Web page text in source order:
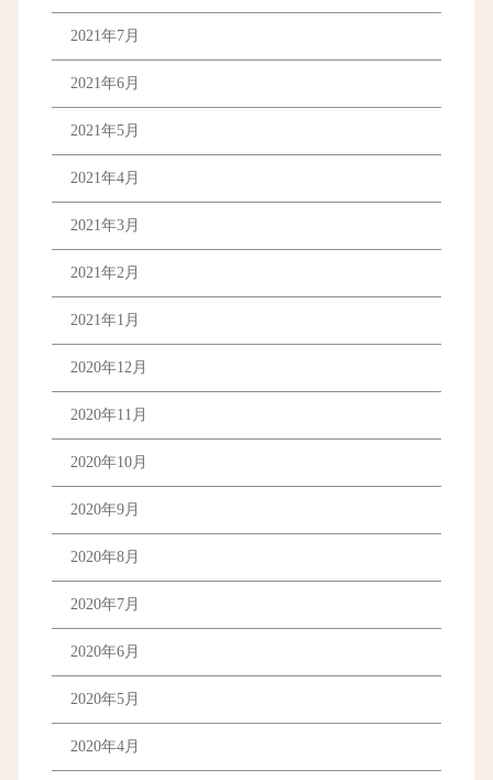
2021年7月
2021年6月
2021年5月
2021年4月
2021年3月
2021年2月
2021年1月
2020年12月
2020年11月
2020年10月
2020年9月
2020年8月
2020年7月
2020年6月
2020年5月
2020年4月